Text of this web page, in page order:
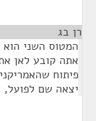
רן בג
המטוס השני
אתה קובע לאן
פיתוח
יצאה שם לפועל,